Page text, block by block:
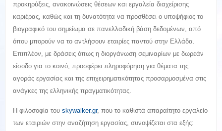
προκηρύξεις, ανακοινώσεις θέσεων και εργαλεία διαχείρισης
καριέρας, καθώς και τη δυνατότητα να προσθέσει ο υποψήφιος το
βιογραφικό του σημείωμα σε πανελλαδική βάση δεδομένων, από
όπου μπορούν να το αντλήσουν εταιρίες παντού στην Ελλάδα.
Επιπλέον, με δράσεις όπως η διοργάνωση σεμιναρίων με δωρεάν
είσοδο για το κοινό, προσφέρει πληροφόρηση για θέματα της
αγοράς εργασίας και της επιχειρηματικότητας προσαρμοσμένα στις
ανάγκες της ελληνικής πραγματικότητας.
Η φιλοσοφία του skywalker.gr, που το καθιστά απαραίτητο εργαλείο
των εταιριών στην αναζήτηση εργασίας, συνοψίζεται στα εξής: